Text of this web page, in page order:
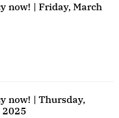
now! | Friday, March
now! | Thursday,
2025